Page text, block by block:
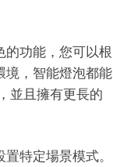
的功能，您可以根
境，智能燈泡都能
並且擁有更長的
特定場景模式。